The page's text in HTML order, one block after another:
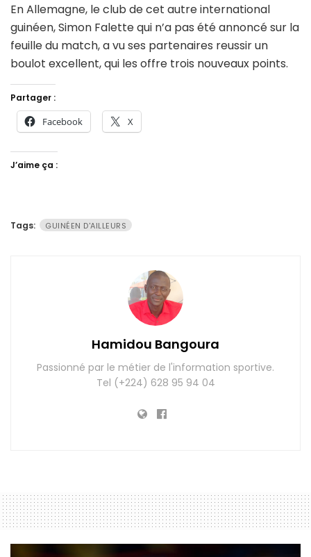
En Allemagne, le club de cet autre international
guinéen, Simon Falette qui n’a pas été annoncé sur la
feuille du match, a vu ses partenaires reussir un
boulot excellent, qui les offre trois nouveaux points.
Partager :
Facebook X
J’aime ça :
Tags: GUINÉEN D'AILLEURS
Hamidou Bangoura
Passionné par le métier de l'information sportive.
Tel (+224) 628 95 94 04